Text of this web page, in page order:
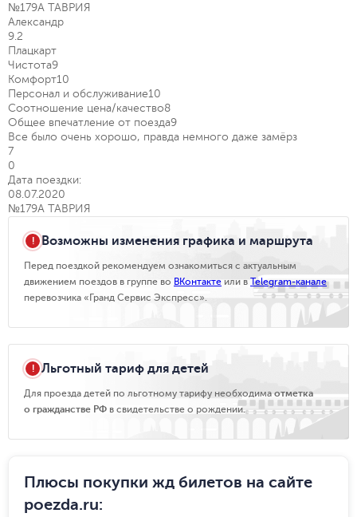
№179А ТАВРИЯ
Александр
9.2
Плацкарт
Чистота9
Комфорт10
Персонал и обслуживание10
Соотношение цена/качество8
Общее впечатление от поезда9
Все было очень хорошо, правда немного даже замёрз
7
0
Дата поездки:
08.07.2020
№179А ТАВРИЯ
Возможны изменения графика и маршрута
Перед поездкой рекомендуем ознакомиться с актуальным
движением поездов в группе во ВКонтакте или в Telegram-канале
перевозчика «Гранд Сервис Экспресс».
Льготный тариф для детей
Для проезда детей по льготному тарифу необходима отметка
о гражданстве РФ в свидетельстве о рождении.
Плюсы покупки жд билетов на сайте
poezda.ru: